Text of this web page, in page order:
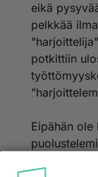
eikä
pelkkää
potkittiin
Eipähän ole
6